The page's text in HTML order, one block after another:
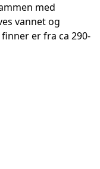
med
vannet og
er fra ca 290-